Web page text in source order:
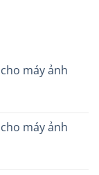
máy ảnh
máy ảnh